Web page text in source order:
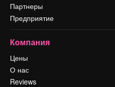
Партнеры
Предприятие
Компания
Цены
О нас
Reviews